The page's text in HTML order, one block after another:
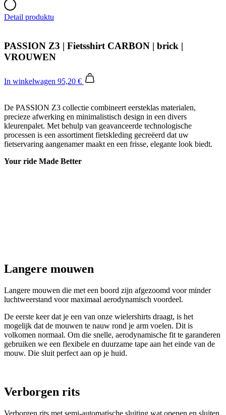
Detail produktu
PASSION Z3 | Fietsshirt CARBON | brick |
VROUWEN
In winkelwagen 95,20 €
De PASSION Z3 collectie combineert eersteklas materialen,
precieze afwerking en minimalistisch design in een divers
kleurenpalet. Met behulp van geavanceerde technologische
processen is een assortiment fietskleding gecreëerd dat uw
fietservaring aangenamer maakt en een frisse, elegante look biedt.
Your ride Made Better
Langere mouwen
Langere mouwen die met een boord zijn afgezoomd voor minder
luchtweerstand voor maximaal aerodynamisch voordeel.
De eerste keer dat je een van onze wielershirts draagt, is het
mogelijk dat de mouwen te nauw rond je arm voelen. Dit is
volkomen normaal. Om die snelle, aerodynamische fit te garanderen
gebruiken we een flexibele en duurzame tape aan het einde van de
mouw. Die sluit perfect aan op je huid.
Verborgen rits
Verborgen rits met semi-automatische sluiting wat openen en sluiten